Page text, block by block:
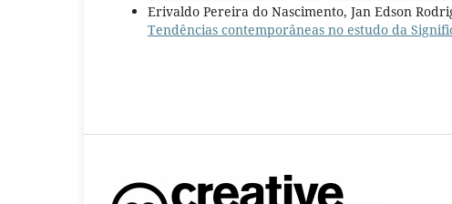
Erivaldo Pereira do Nascimento, Jan Edson
Tendências contemporâneas no estudo da